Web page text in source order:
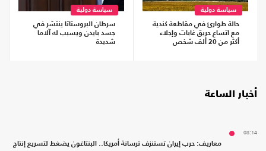
سياسة دولية
حالة طوارئ في مقاطعة كندية
مع اتساع حريق غابات وإجلاء
أكثر من 20 ألف شخص
سياسة دولية
سرطان البروستاتا ينتشر في
جسد بايدن ويسبب له آلاما
شديدة
أخبار الساعة
08:14
معاريف: حرب إيران تستنزف ترسانة أمريكا.. البنتاغون يضغط لتسريع إنتاج